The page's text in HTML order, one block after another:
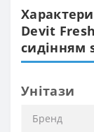
Devit
сидінням
Унітази
Бренд